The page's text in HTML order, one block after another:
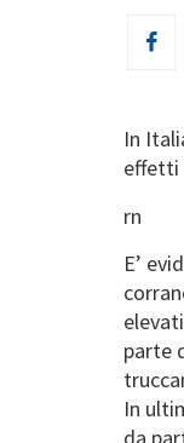
In
effetti
rn
E’
parte
In
da